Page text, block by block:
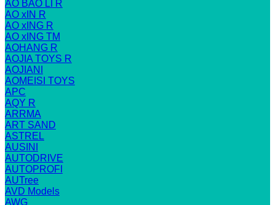
AO BAO LI R
AO xIN R
AO xING R
AO xING TM
AOHANG R
AOJIA TOYS R
AOJIANI
AOMEISI TOYS
APC
AQY R
ARRMA
ART SAND
ASTREL
AUSINI
AUTODRIVE
AUTOPROFI
AUTree
AVD Models
AWG